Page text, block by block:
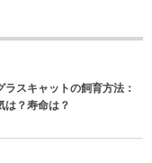
ラスキャットの飼育方法：
は？寿命は？